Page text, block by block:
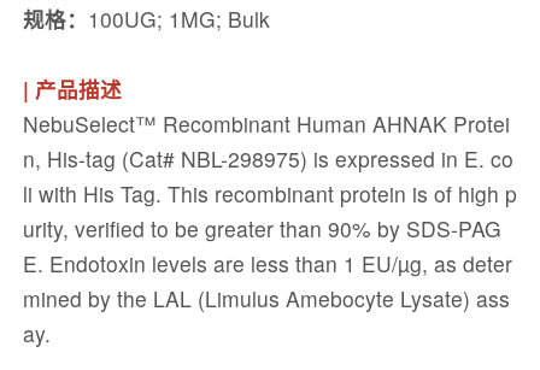
规格： 100UG; 1MG; Bulk
| 产品描述
NebuSelect™ Recombinant Human AHNAK Protei
n, His-tag (Cat# NBL-298975) is expressed in E. co
li with His Tag. This recombinant protein is of high p
urity, verified to be greater than 90% by SDS-PAG
E. Endotoxin levels are less than 1 EU/µg, as deter
mined by the LAL (Limulus Amebocyte Lysate) ass
ay.